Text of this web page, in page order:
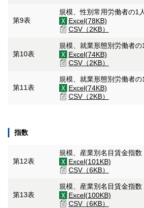
第9表
規模、性別常用労働者の1
Excel(78KB)
CSV（2KB）
第10表
規模、就業形態別労働者の
Excel(74KB)
CSV（2KB）
第11表
規模、就業形態別労働者
Excel(74KB)
CSV（2KB）
指数
第12表
規模、産業別名目賃金指数
Excel(101KB)
CSV（6KB）
第13表
規模、産業別名目賃金指
Excel(100KB)
CSV（6KB）